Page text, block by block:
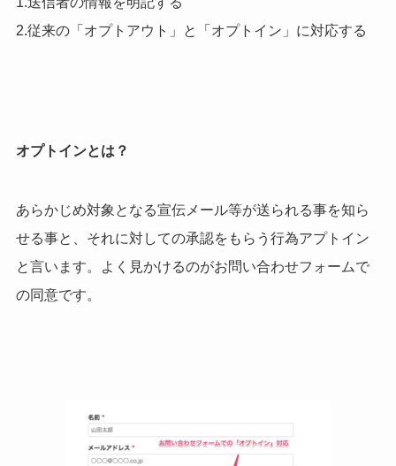
2.従来の「オプトアウト」と「オプトイン」に対応する
オプトインとは？
あらかじめ対象となる宣伝メール等が送られる事を知ら
せる事と、それに対しての承認をもらう行為アプトイン
と言います。よく見かけるのがお問い合わせフォームで
の同意です。